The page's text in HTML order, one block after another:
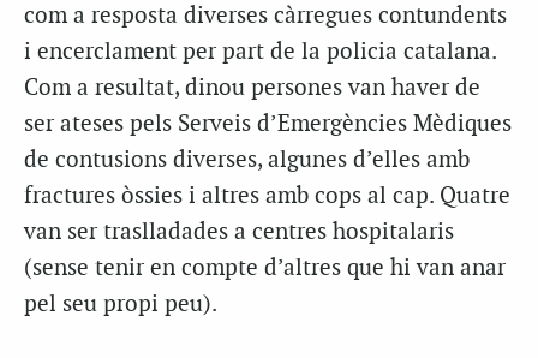
com a resposta diverses càrregues contundents
i encerclament per part de la policia catalana.
Com a resultat, dinou persones van haver de
ser ateses pels Serveis d’Emergències Mèdiques
de contusions diverses, algunes d’elles amb
fractures òssies i altres amb cops al cap. Quatre
van ser traslladades a centres hospitalaris
(sense tenir en compte d’altres que hi van anar
pel seu propi peu).